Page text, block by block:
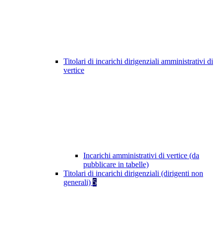
Titolari di incarichi dirigenziali amministrativi di
vertice
Incarichi amministrativi di vertice (da
pubblicare in tabelle)
Titolari di incarichi dirigenziali (dirigenti non
generali) 5